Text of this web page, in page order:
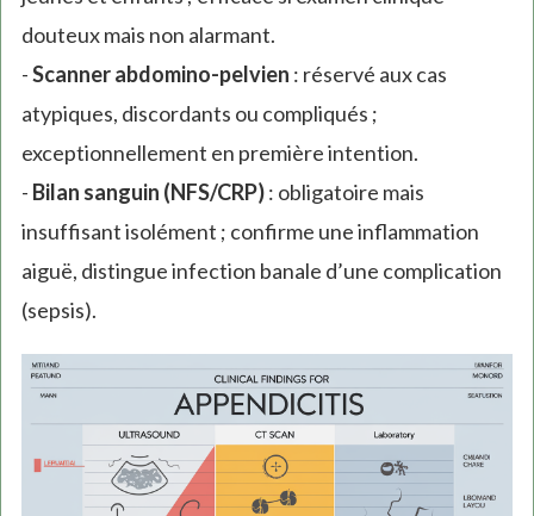
douteux mais non alarmant.
-Scanner abdomino-pelvien : réservé aux cas
atypiques, discordants ou compliqués ;
exceptionnellement en première intention.
- Bilan sanguin (NFS/CRP): obligatoire mais
insuffisant isolément ; confirme une inflammation
aiguë, distingue infection banale d’une complication
(sepsis).